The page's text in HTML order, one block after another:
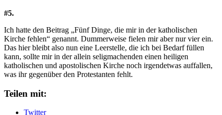
#5.
Ich hatte den Beitrag „Fünf Dinge, die mir in der katholischen
Kirche fehlen“ genannt. Dummerweise fielen mir aber nur vier ein.
Das hier bleibt also nun eine Leerstelle, die ich bei Bedarf füllen
kann, sollte mir in der allein seligmachenden einen heiligen
katholischen und apostolischen Kirche noch irgendetwas auffallen,
was ihr gegenüber den Protestanten fehlt.
Teilen mit:
Twitter